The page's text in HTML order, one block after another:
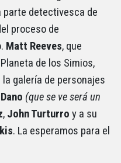
parte detectivesca de
proceso de
Matt Reeves, que
de los Simios,
galería de personajes
(que se ve será un
, John Turturro y a su
. La esperamos para el